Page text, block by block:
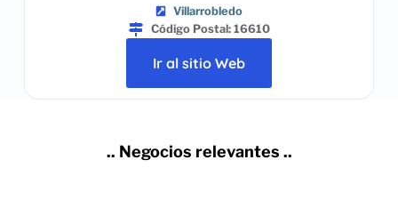
Villarrobledo
Código Postal: 16610
Ir al sitio Web
.. Negocios relevantes ..